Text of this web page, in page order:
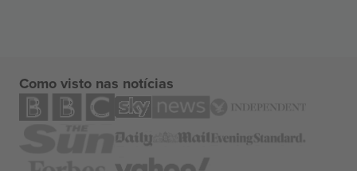
Como visto nas notícias